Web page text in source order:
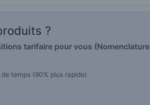
?
tarifaire pour vous (Nomenclature
de temps (90% plus rapide)